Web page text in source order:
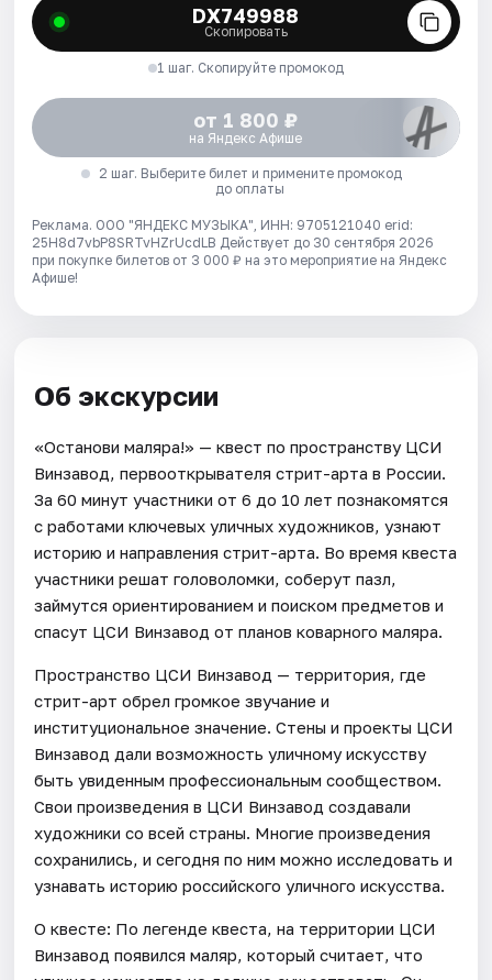
DX749988
Скопировать
1 шаг. Скопируйте промокод
от 1 800 ₽
на Яндекс Афише
2 шаг. Выберите билет и примените промокод
до оплаты
Реклама. ООО "ЯНДЕКС МУЗЫКА", ИНН: 9705121040 erid:
25H8d7vbP8SRTvHZrUcdLB Действует до 30 сентября 2026
при покупке билетов от 3 000 ₽ на это мероприятие на Яндекс
Афише!
Об экскурсии
«Останови маляра!» — квест по пространству ЦСИ
Винзавод, первооткрывателя стрит-арта в России.
За 60 минут участники от 6 до 10 лет познакомятся
с работами ключевых уличных художников, узнают
историю и направления стрит-арта. Во время квеста
участники решат головоломки, соберут пазл,
займутся ориентированием и поиском предметов и
спасут ЦСИ Винзавод от планов коварного маляра.
Пространство ЦСИ Винзавод — территория, где
стрит-арт обрел громкое звучание и
институциональное значение. Стены и проекты ЦСИ
Винзавод дали возможность уличному искусству
быть увиденным профессиональным сообществом.
Свои произведения в ЦСИ Винзавод создавали
художники со всей страны. Многие произведения
сохранились, и сегодня по ним можно исследовать и
узнавать историю российского уличного искусства.
О квесте: По легенде квеста, на территории ЦСИ
Винзавод появился маляр, который считает, что